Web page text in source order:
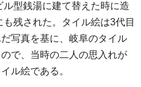
ル型銭湯に建て替えた時に造
残された。タイル絵は3代目
写真を基に、岐阜のタイル
で、当時の二人の思入れが
ル絵である。